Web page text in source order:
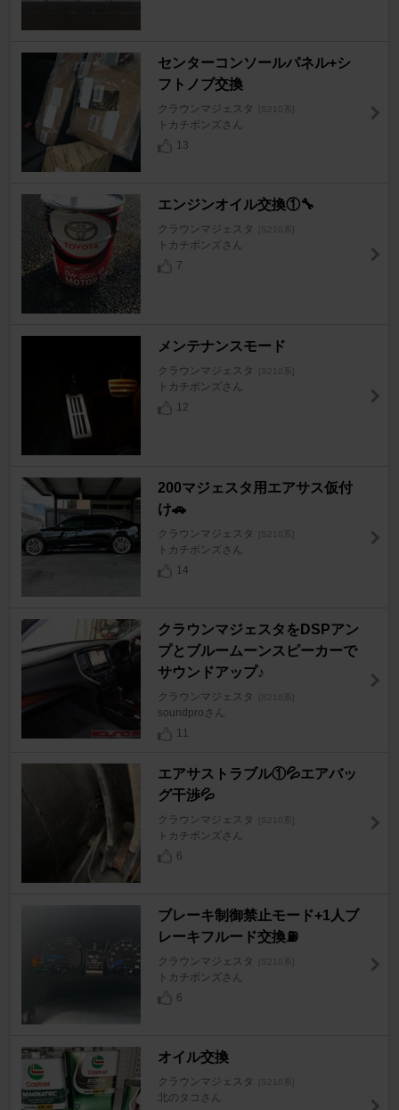
センターコンソールパネル+シ
フトノブ交換
クラウンマジェスタ [S210系]
トカチボンズさん
13
エンジンオイル交換①🔧
クラウンマジェスタ [S210系]
トカチボンズさん
7
メンテナンスモード
クラウンマジェスタ [S210系]
トカチボンズさん
12
200マジェスタ用エアサス仮付
け🚗
クラウンマジェスタ [S210系]
トカチボンズさん
14
クラウンマジェスタをDSPアン
プとブルームーンスピーカーで
サウンドアップ♪
クラウンマジェスタ [S210系]
soundproさん
11
エアサストラブル①💦エアバッ
グ干渉💦
クラウンマジェスタ [S210系]
トカチボンズさん
6
ブレーキ制御禁止モード+1人ブ
レーキフルード交換⛽️
クラウンマジェスタ [S210系]
トカチボンズさん
6
オイル交換
クラウンマジェスタ [S210系]
北のタコさん